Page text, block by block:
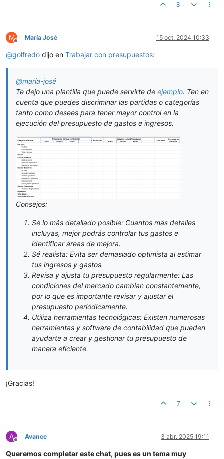
8
M
Desconectado
María José 15 oct. 2024 10:33
@golfredo dijo en Trabajar con presupuestos:
@maría-josé
Te dejo una plantilla que puede servirte de ejemplo. Ten en
cuenta que puedes discriminar las partidas o categorías
tanto como desees para tener mayor control en la
ejecución del presupuesto de gastos e ingresos.
Consejos:
Sé lo más detallado posible: Cuantos más detalles
incluyas, mejor podrás controlar tus gastos e
identificar áreas de mejora.
Sé realista: Evita ser demasiado optimista al estimar
tus ingresos y gastos.
Revisa y ajusta tu presupuesto regularmente: Las
condiciones del mercado cambian constantemente,
por lo que es importante revisar y ajustar el
presupuesto periódicamente.
Utiliza herramientas tecnológicas: Existen numerosas
herramientas y software de contabilidad que pueden
ayudarte a crear y gestionar tu presupuesto de
manera eficiente.
¡Gracias!
7
A
Desconectado
Avance 3 abr. 2025 19:11
Queremos completar este chat, pues es un tema muy